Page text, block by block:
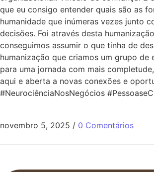
que eu consigo entender quais são as
humanidade que inúmeras vezes junto
decisões. Foi através desta
conseguimos assumir o que tinha de
humanização que criamos um grupo
para uma jornada com mais
aqui e aberta a novas conexões e
#NeurociênciaNosNegócios
novembro 5, 2025 / 0 Comentários